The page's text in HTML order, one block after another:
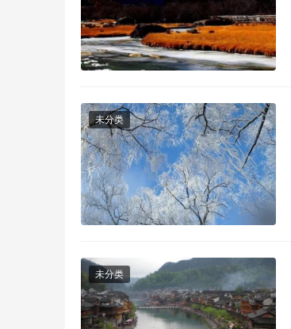
未分类
未分类
店，以匠心重释高奢黄金